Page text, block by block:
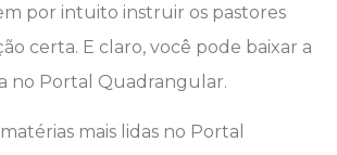
por intuito instruir os pastores
certa. E claro, você pode baixar a
no Portal Quadrangular.
mais lidas no Portal